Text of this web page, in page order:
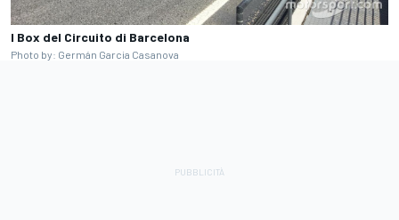
I Box del Circuito di Barcelona
Photo by: Germán Garcia Casanova